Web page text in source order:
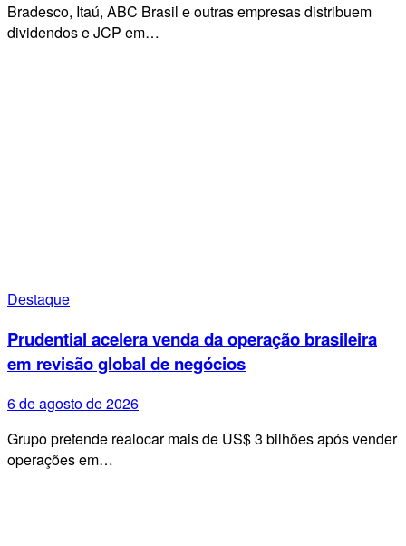
Bradesco, Itaú, ABC Brasil e outras empresas distribuem
dividendos e JCP em…
Destaque
Prudential acelera venda da operação brasileira
em revisão global de negócios
6 de agosto de 2026
Grupo pretende realocar mais de US$ 3 bilhões após vender
operações em…